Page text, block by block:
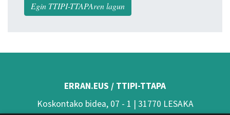
Egin TTIPI-TTAPAren lagun
ERRAN.EUS / TTIPI-TTAPA
Koskontako bidea, 07 - 1 | 31770 LESAKA